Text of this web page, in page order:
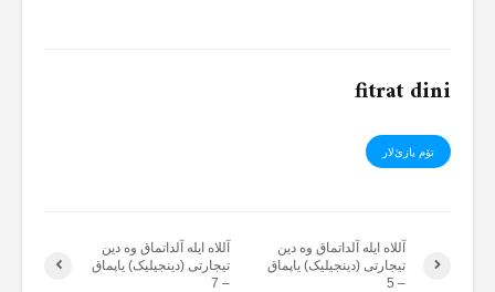
fitrat dini
تۆم یازئ‌لار
آللاە ایلە آلداتماق وە دین
تیجارتی (دینجیلیک) یاپماق
– 7
آللاە ایلە آلداتماق وە دین
تیجارتی (دینجیلیک) یاپماق
– 5